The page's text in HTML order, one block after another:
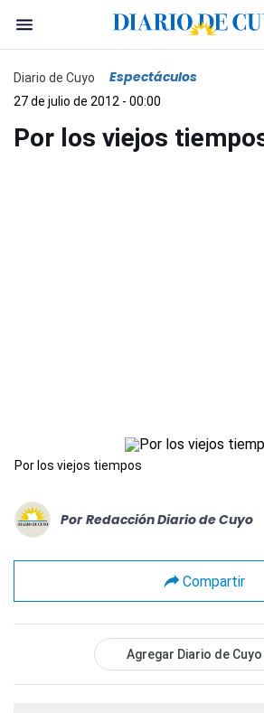
Diario de Cuyo Espectáculos
27 de julio de 2012 - 00:00
Por los viejos
Por los viejos tiempos
Por Redacción Diario de Cuyo
Compartir
Agregar Diario de Cuyo